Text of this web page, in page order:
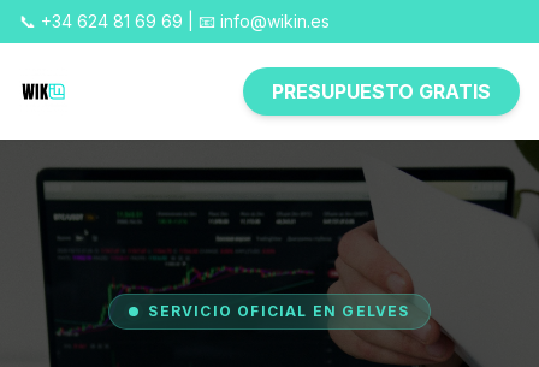
📞 +34 624 81 69 69 | 📧 info@wikin.es
PRESUPUESTO GRATIS
SERVICIO OFICIAL EN GELVES